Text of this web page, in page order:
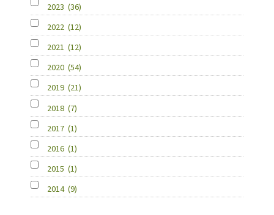
2023 (36)
2022 (12)
2021 (12)
2020 (54)
2019 (21)
2018 (7)
2017 (1)
2016 (1)
2015 (1)
2014 (9)